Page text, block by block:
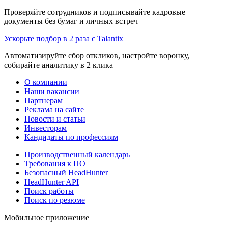
Проверяйте сотрудников и подписывайте кадровые
документы без бумаг и личных встреч
Ускорьте подбор в 2 раза с Talantix
Автоматизируйте сбор откликов, настройте воронку,
собирайте аналитику в 2 клика
О компании
Наши вакансии
Партнерам
Реклама на сайте
Новости и статьи
Инвесторам
Кандидаты по профессиям
Производственный календарь
Требования к ПО
Безопасный HeadHunter
HeadHunter API
Поиск работы
Поиск по резюме
Мобильное приложение